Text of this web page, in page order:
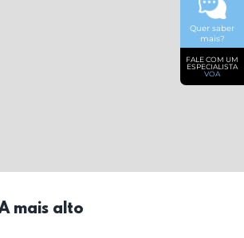
mais alto
Quer saber
mais?
FALE COM UM
ESPECIALISTA
VOA